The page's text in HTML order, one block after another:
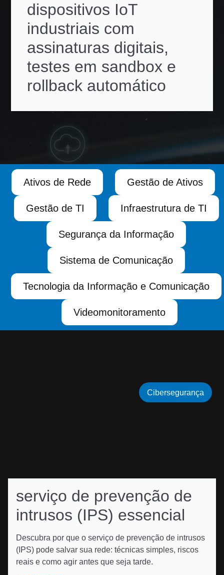
dispositivos IoT
industriais com
assinaturas digitais,
testes em sandbox e
rollback automático
Ativos de Rede Gestão de Ativos
Gestão de TI Infraestrutura de TI
Segurança da Informação
Sistema de Comunicação
Tecnologia da Informação e Comunicação
Videomonitoramento
serviço de prevenção de
intrusos (IPS) essencial
Descubra por que o serviço de prevenção de intrusos
(IPS) pode salvar sua rede: técnicas simples, riscos
reais e como agir antes que seja tarde.
Cibersegurança